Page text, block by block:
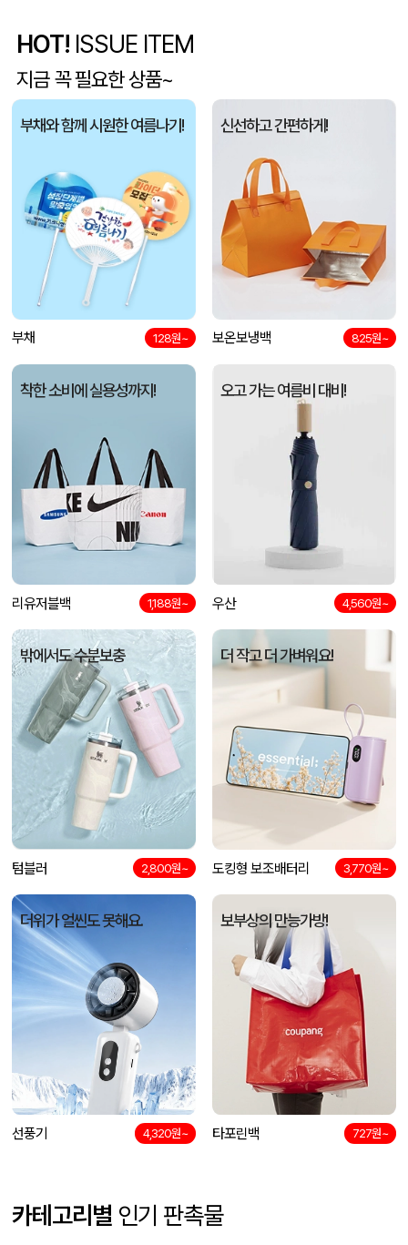
여OO 모두애 LED 키캡 키링 굿즈
KOO [주문제작] 에코백 맞춤 제작 서비스 08-06
한OO 미니형 미니고급형 부직포가방
이OO 자바 제트라인베이비 (0.38mm)(자바공식인증대리점) 08-06
문OO 리유저블 4종 08-06
우OO 08-06
KOO 모두애 데일리 짐색_풀컬러인쇄 08-06
HOT! ISSUE ITEM
지금 꼭 필요한 상품~
부채와 함께 시원한 여름나기!
부채 128원~
신선하고 간편하게!
보온보냉백 825원~
착한 소비에 실용성까지!
리유저블백 1,188원~
오고 가는 여름비 대비!
우산 4,560원~
밖에서도 수분보충
텀블러 2,800원~
더 작고 더 가벼워요!
도킹형 보조배터리 3,770원~
더위가 얼씬도 못해요.
선풍기 4,320원~
보부상의 만능가방!
타포린백 727원~
카테고리별 인기 판촉물